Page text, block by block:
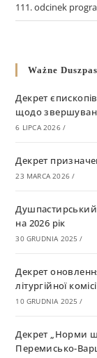
111. odcinek
Ważne
Декрет
щодо
6 LIPCA 2026 /
Декрет
23 MARCA 2026 /
Душпастирський
на 2026 рік
30 GRUDNIA 2025 /
Декрет
літургійної
10 GRUDNIA 2025 /
Декрет „Норми
Перемисько-